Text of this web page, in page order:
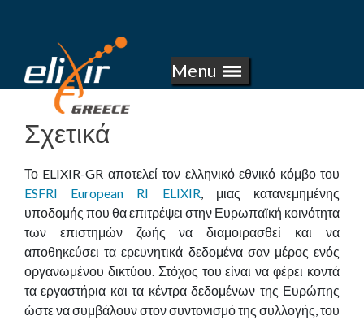
to
main
content
I
X
I
R
-
G
R
Menu
Σχετικά
Το ELIXIR-GR αποτελεί τον ελληνικό εθνικό κόμβο του
ESFRI European RI ELIXIR, μιας κατανεμημένης
υποδομής που θα επιτρέψει στην Ευρωπαϊκή κοινότητα
των επιστημών ζωής να διαμοιρασθεί και να
αποθηκεύσει τα ερευνητικά δεδομένα σαν μέρος ενός
οργανωμένου δικτύου. Στόχος του είναι να φέρει κοντά
τα εργαστήρια και τα κέντρα δεδομένων της Ευρώπης
ώστε να συμβάλουν στον συντονισμό της συλλογής, του